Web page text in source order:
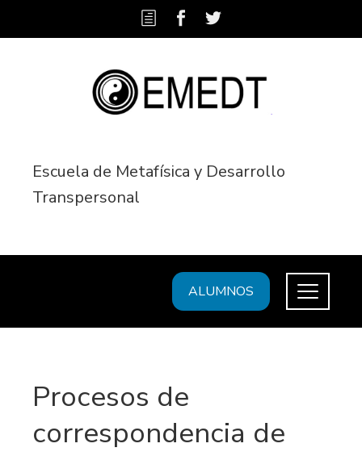
Escuela de Metafísica y Desarrollo
Transpersonal
ALUMNOS
Procesos de
correspondencia de